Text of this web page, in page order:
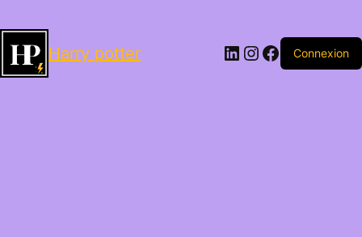
Harry potter LinkedIn
Instagram
Facebook
Connexion